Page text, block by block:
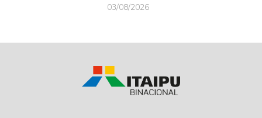
03/08/2026